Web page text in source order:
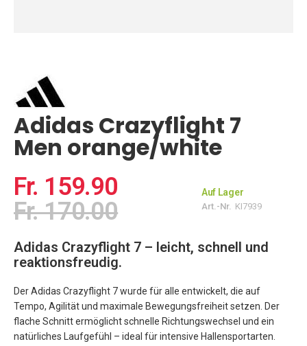
Bildgalerie
springen
Adidas Crazyflight 7
Men orange/white
Fr. 159.90
Fr. 170.00
Auf Lager
Art.-Nr. KI7939
Adidas Crazyflight 7 – leicht, schnell und
reaktionsfreudig.
Der Adidas Crazyflight 7 wurde für alle entwickelt, die auf
Tempo, Agilität und maximale Bewegungsfreiheit setzen. Der
flache Schnitt ermöglicht schnelle Richtungswechsel und ein
natürliches Laufgefühl – ideal für intensive Hallensportarten.